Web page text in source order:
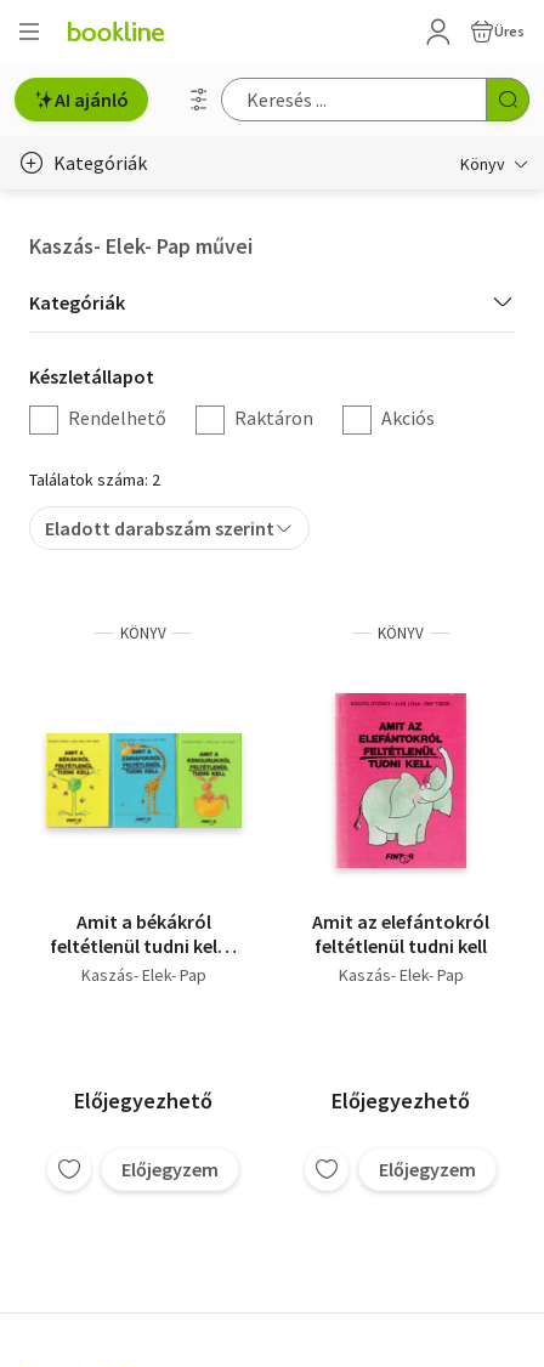
Üres
AI ajánló
Kategóriák Könyv
Hobbi, szabadidő
Irodalom
Művészet
Szakkönyv
Tankönyv, segédkönyv
Természettudomány
Történelem
Kaszás- Elek- Pap művei
Kategória
szűrés
Kategóriák
Készletállapot
szűrés
Készletállapot
Rendelhető
Raktáron Akciós
Találatok száma: 2
Eladott darabszám szerint
KÖNYV
Amit a békákról
feltétlenül tudni kell +
Amit a zsiráfokról
Kaszás- Elek- Pap
Előjegyezhető
Előjegyzem
KÖNYV
Amit az elefántokról
feltétlenül tudni kell
Kaszás- Elek- Pap
Előjegyezhető
Előjegyzem